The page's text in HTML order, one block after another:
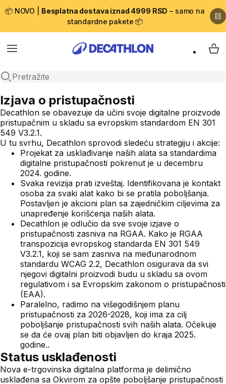
📦 NOVO | Besplatna dostava iznad 4999 RSD – samo na
standardne pakete 📦
Menu
Open search
My
Izjava o pristupačnosti
Decathlon se obavezuje da učini svoje digitalne proizvode
pristupačnim u skladu sa evropskim standardom EN 301
549 V3.2.1.
U tu svrhu, Decathlon sprovodi sledeću strategiju i akcije:
Projekat za usklađivanje naših alata sa standardima
digitalne pristupačnosti pokrenut je u decembru
2024. godine.
Svaka revizija prati izveštaj. Identifikovana je kontakt
osoba za svaki alat kako bi se pratila poboljšanja.
Postavljen je akcioni plan sa zajedničkim ciljevima za
unapređenje korišćenja naših alata.
Decathlon je odlučio da sve svoje izjave o
pristupačnosti zasniva na RGAA. Kako je RGAA
transpozicija evropskog standarda EN 301 549
V3.2.1, koji se sam zasniva na međunarodnom
standardu WCAG 2.2, Decathlon osigurava da svi
njegovi digitalni proizvodi budu u skladu sa ovom
regulativom i sa Evropskim zakonom o pristupačnosti
(EAA).
Paralelno, radimo na višegodišnjem planu
pristupačnosti za 2026-2028, koji ima za cilj
poboljšanje pristupačnosti svih naših alata. Očekuje
se da će ovaj plan biti objavljen do kraja 2025.
godine..
Status usklađenosti
Nova e-trgovinska digitalna platforma je delimično
usklađena sa Okvirom za opšte poboljšanje pristupačnosti